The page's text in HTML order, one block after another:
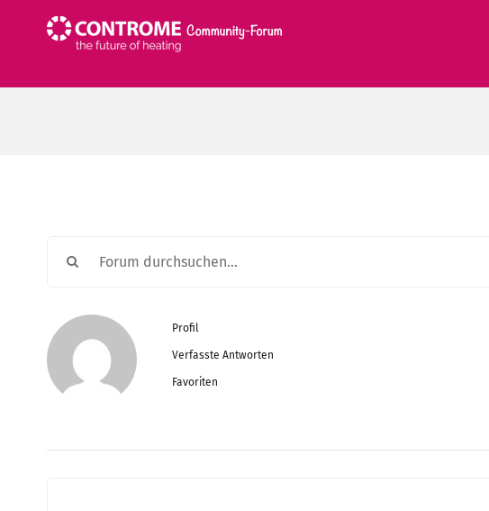
Profil
Verfasste Antworten
Favoriten